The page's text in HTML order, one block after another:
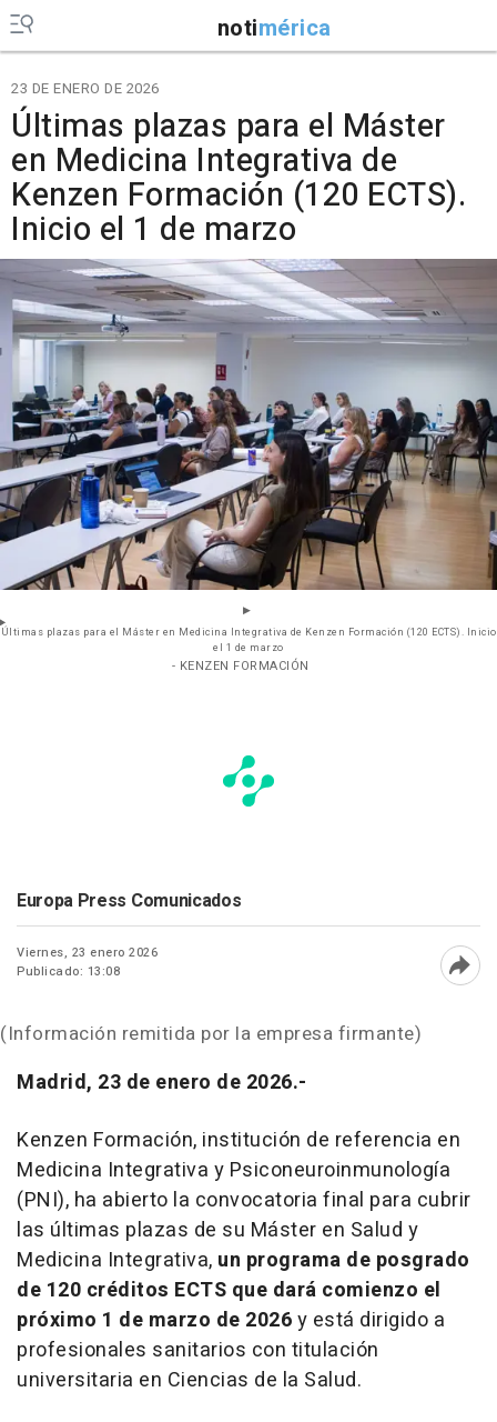
notimérica
23 DE ENERO DE 2026
Últimas plazas para el Máster
en Medicina Integrativa de
Kenzen Formación (120 ECTS).
Inicio el 1 de marzo
Últimas plazas para el Máster en Medicina Integrativa de Kenzen Formación (120 ECTS). Inicio
el 1 de marzo
- KENZEN FORMACIÓN
Europa Press Comunicados
Viernes, 23 enero 2026
Publicado: 13:08
(Información remitida por la empresa firmante)
Madrid, 23 de enero de 2026.-
Kenzen Formación, institución de referencia en
Medicina Integrativa y Psiconeuroinmunología
(PNI), ha abierto la convocatoria final para cubrir
las últimas plazas de su Máster en Salud y
Medicina Integrativa, un programa de posgrado
de 120 créditos ECTS que dará comienzo el
próximo 1 de marzo de 2026y está dirigido a
profesionales sanitarios con titulación
universitaria en Ciencias de la Salud.